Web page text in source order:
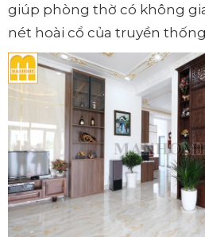
giúp phòng thờ có không
nét hoài cổ của truyền